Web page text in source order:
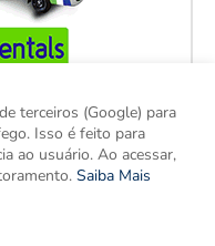
terceiros (Google) para
Isso é feito para
ao usuário. Ao acessar,
Saiba Mais